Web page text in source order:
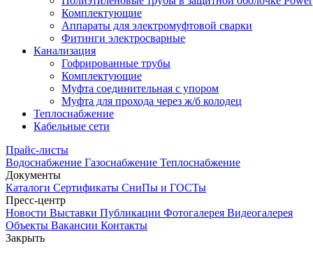
Комплектующие
Аппараты для электромуфтовой сварки
Фитинги электросварные
Канализация
Гофрированные трубы
Комплектующие
Муфта соединительная с упором
Муфта для прохода через ж/б колодец
Теплоснабжение
Кабельные сети
Прайс-листы
Водоснабжение Газоснабжение Теплоснабжение
Документы
Каталоги Сертификаты СниПы и ГОСТы
Пресс-центр
Новости Выставки Публикации Фотогалерея Видеогалерея
Объекты Вакансии Контакты
Закрыть